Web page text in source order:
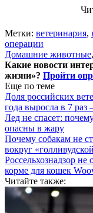
Метки: ветеринария,
операции
Домашние животные,
Какие новости
жизни»? Пройти
Еще по теме
Доля российских
года выросла в 7
Лед не спасет:
опасны в жару
Почему собакам не
вокруг
Россельхознадзор
корме для кошек
Читайте также: